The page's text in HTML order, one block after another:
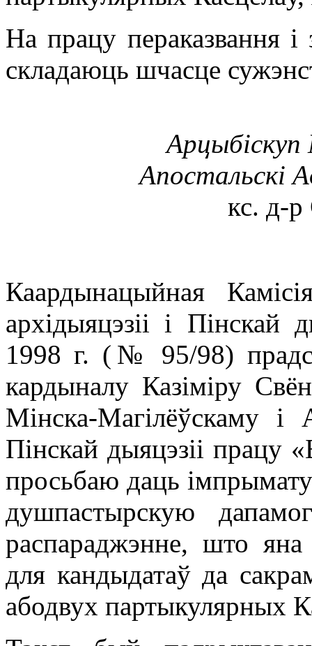
На працу пераказвання і
складаюць шчасце
Арцыбіскуп
Апостальскі
кс. д-р
Каардынацыйная
архідыяцэзіі і Пінскай
1998 г. (№ 95/98)
кардыналу Казіміру
Мінска-Магілёўскаму і
Пінскай дыяцэзіі працу
просьбаю даць
душпастырскую
распараджэнне, што яна
для кандыдатаў да
абодвух партыкулярных